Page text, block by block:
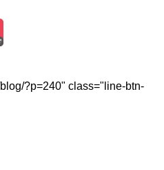
?p=240" class="line-btn-